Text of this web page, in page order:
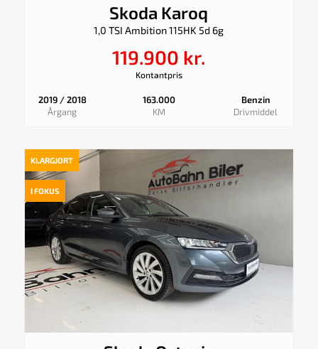
Skoda Karoq
1,0 TSI Ambition 115HK 5d 6g
119.900 kr.
Kontantpris
2019 / 2018
Årgang
163.000
KM
Benzin
Drivmiddel
KLARGJORT
I FOKUS